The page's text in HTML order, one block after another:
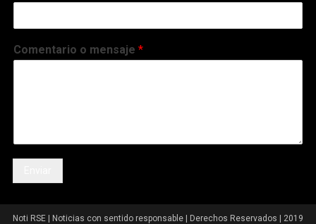
Comentario o mensaje*
Noti RSE | Noticias con sentido responsable | Derechos Reservados | 2019